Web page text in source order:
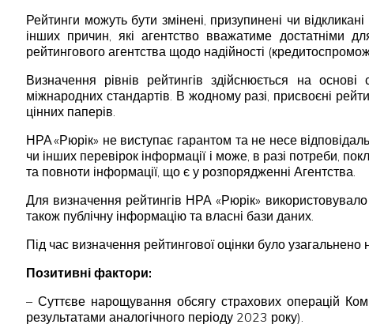
Рейтинги можуть бути змінені, призупинені чи
інших причин, які агентство вважатиме достатніми
рейтингового агентства щодо надійності
Визначення рівнів рейтингів здійснюється на
міжнародних стандартів. В жодному разі, присвоєні
цінних паперів.
НРА «Рюрік» не виступає гарантом та не несе
чи інших перевірок інформації і може, в разі потреби,
та повноти інформації, що є у розпорядженні Агентства.
Для визначення рейтингів НРА «Рюрік»
також публічну інформацію та власні бази даних.
Під час визначення рейтингової оцінки було
Позитивні фактори:
– Суттєве нарощування обсягу страхових операцій
результатами аналогічного періоду 2023 року).